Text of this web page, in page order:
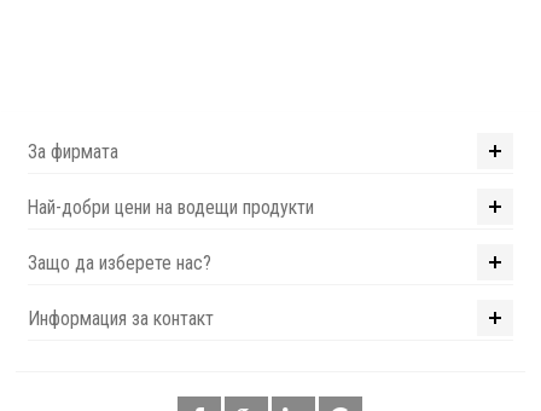
За фирмата
Най-добри цени на водещи продукти
Защо да изберете нас?
Информация за контакт